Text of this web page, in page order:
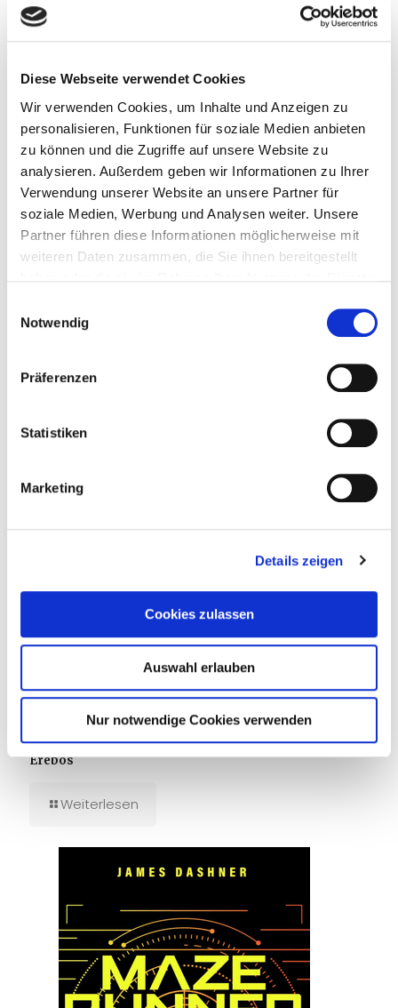
Diese Webseite verwendet Cookies
Wir verwenden Cookies, um Inhalte und Anzeigen zu
personalisieren, Funktionen für soziale Medien anbieten
zu können und die Zugriffe auf unsere Website zu
analysieren. Außerdem geben wir Informationen zu Ihrer
Verwendung unserer Website an unsere Partner für
soziale Medien, Werbung und Analysen weiter. Unsere
Partner führen diese Informationen möglicherweise mit
weiteren Daten zusammen, die Sie ihnen bereitgestellt
Notwendig
Präferenzen
Statistiken
Marketing
Details zeigen
Cookies zulassen
Auswahl erlauben
Nur notwendige Cookies verwenden
10. Juli 2026
Erebos 2
9. Juli 2026
Erebos
Weiterlesen